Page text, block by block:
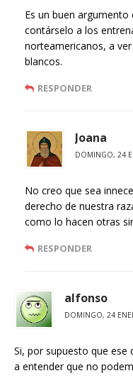
Es un buen
contárselo a los
norteamericanos, a
blancos.
RESPONDER
Joana
DOMINGO, 24
No creo que sea
derecho de nuestra
como lo hacen otras
RESPONDER
alfonso
DOMINGO, 24
Si, por supuesto que ese
a entender que no